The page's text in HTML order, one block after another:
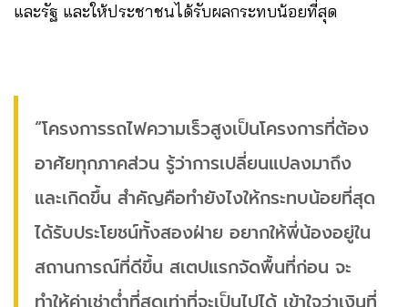
และรัฐ และให้ประชาชนได้รับผลกระทบน้อยที่สุด
“โครงการรถไฟความเร็วสูงเป็นโครงการที่ต้อง
อาศัยทุกภาคส่วน รู้ว่าการเปลี่ยนแปลงมาถึง
และเกิดขึ้น สำคัญคือทำยังไงให้กระทบน้อยที่สุด
ได้รับประโยชน์ทั้งสองฝ่าย อยากให้พี่น้องอยู่ใน
สถานการณ์ที่ดีขึ้น สเตปแรกจัดพื้นที่ก่อน จะ